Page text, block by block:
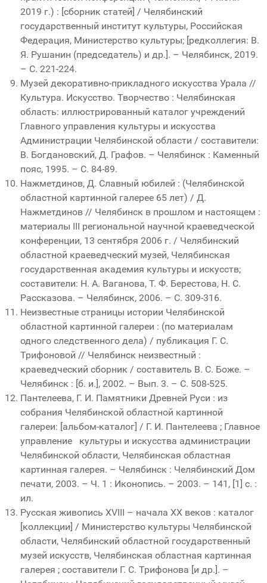
2019 г.) : [сборник статей] / Челябинский
государственный институт культуры, Российская
Федерация, Министерство культуры; [редколлегия: В.
Я. Рушанин (председатель) и др.]. – Челябинск, 2019.
– С. 221-224.
Музей декоративно-прикладного искусства Урала //
Культура. Искусство. Творчество : Челябинская
область: иллюстрированный каталог учреждений
Главного управления культуры и искусства
Администрации Челябинской области / составители:
В. Богдановский, Д. Графов. – Челябинск : Каменный
пояс, 1995. – С. 84-89.
Нажметдинов, Д. Славный юбилей : (Челябинской
областной картинной галерее 65 лет) / Д.
Нажметдинов // Челябинск в прошлом и настоящем :
материалы III региональной научной краеведческой
конференции, 13 сентября 2006 г. / Челябинский
областной краеведческий музей, Челябинская
государственная академия культуры и искусств;
составители: Н. А. Ваганова, Т. Ф. Берестова, Н. С.
Рассказова. – Челябинск, 2006. – С. 309-316.
Неизвестные страницы истории Челябинской
областной картинной галереи : (по материалам
одного следственного дела) / публикация Г. С.
Трифоновой // Челябинск неизвестный :
краеведческий сборник / составитель В. С. Боже. –
Челябинск : [б. и.], 2002. – Вып. 3. – С. 508-525.
Пантелеева, Г. И. Памятники Древней Руси : из
собрания Челябинской областной картинной
галереи: [альбом-каталог] / Г. И. Пантелеева ; Главное
управление культуры и искусства администрации
Челябинской области, Челябинская областная
картинная галерея. – Челябинск : Челябинский Дом
печати, 2003. – Ч. 1 : Иконопись. – 2003. – 141, [1] с. :
ил.
Русская живопись XVIII – начала XX веков : каталог
[коллекции] / Министерство культуры Челябинской
области, Челябинский областной государственный
музей искусств, Челябинская областная картинная
галерея ; составители Г. С. Трифонова [и др.]. –